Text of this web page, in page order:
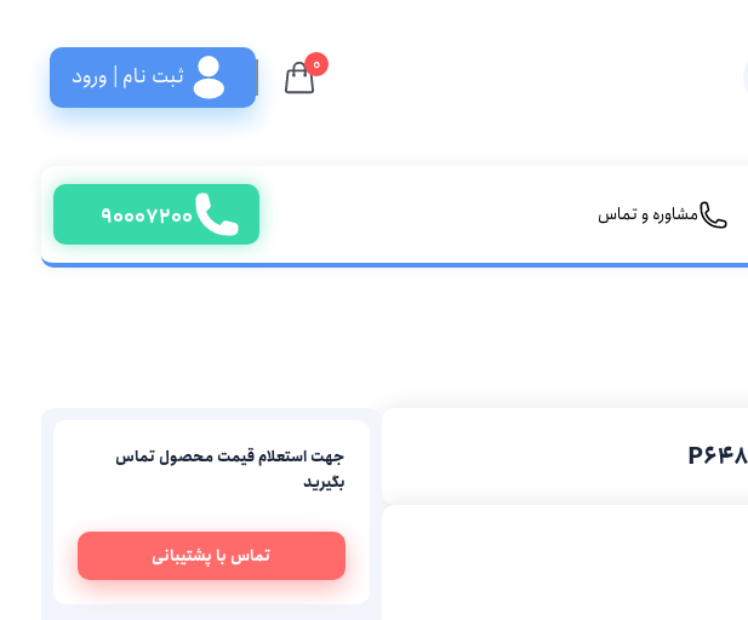
۰ ثبت نام | ورود
مشاوره و تماس ۹۰۰۰۷۲۰۰
جهت استعلام قیمت محصول تماس
بگیرید
تماس با پشتیبانی